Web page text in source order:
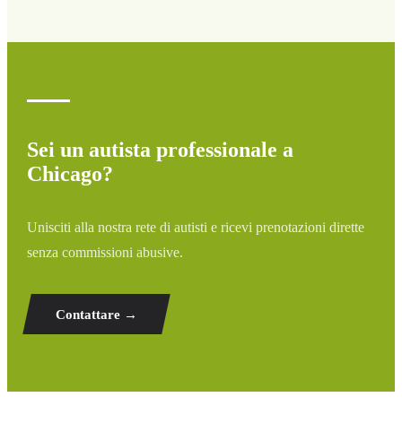
Sei un autista professionale a
Chicago?
Unisciti alla nostra rete di autisti e ricevi prenotazioni dirette
senza commissioni abusive.
Contattare →